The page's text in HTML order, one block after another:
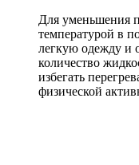
Для уменьшения
температурой в
легкую одежду и
количество
избегать
физической